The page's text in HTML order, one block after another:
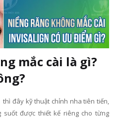
mắc cài là gì?
đây kỹ thuật chỉnh nha tiên tiến,
suốt được thiết kế riêng cho từng